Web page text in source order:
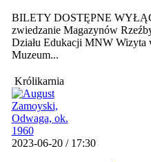
BILETY DOSTĘPNE
zwiedzanie Magazynów
Działu Edukacji MNW Wizyta
Muzeum...
Królikarnia
2023-06-20 / 17:30